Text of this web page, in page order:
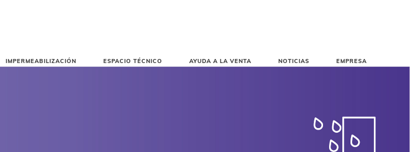
IMPERMEABILIZACIÓN ESPACIO TÉCNICO AYUDA A LA VENTA NOTICIAS EMPRESA